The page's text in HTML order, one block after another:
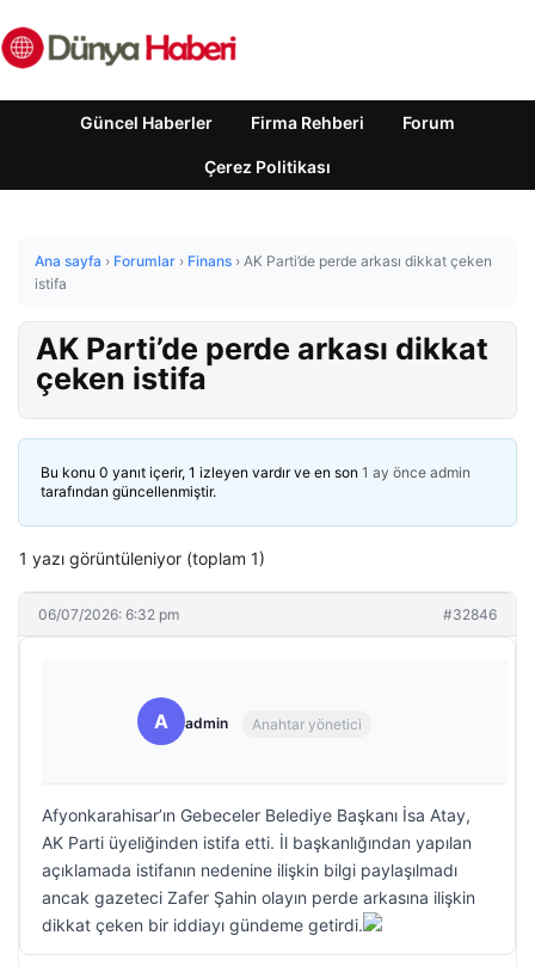
Güncel Haberler Firma Rehberi Forum
Çerez Politikası
Ana sayfa › Forumlar › Finans › AK Parti’de perde arkası dikkat çeken
istifa
AK Parti’de perde arkası dikkat
çeken istifa
Bu konu 0 yanıt içerir, 1 izleyen vardır ve en son 1 ay önce admin
tarafından güncellenmiştir.
1 yazı görüntüleniyor (toplam 1)
06/07/2026: 6:32 pm #32846
A admin Anahtar yönetici
Afyonkarahisar’ın Gebeceler Belediye Başkanı İsa Atay,
AK Parti üyeliğinden istifa etti. İl başkanlığından yapılan
açıklamada istifanın nedenine ilişkin bilgi paylaşılmadı
ancak gazeteci Zafer Şahin olayın perde arkasına ilişkin
dikkat çeken bir iddiayı gündeme getirdi.